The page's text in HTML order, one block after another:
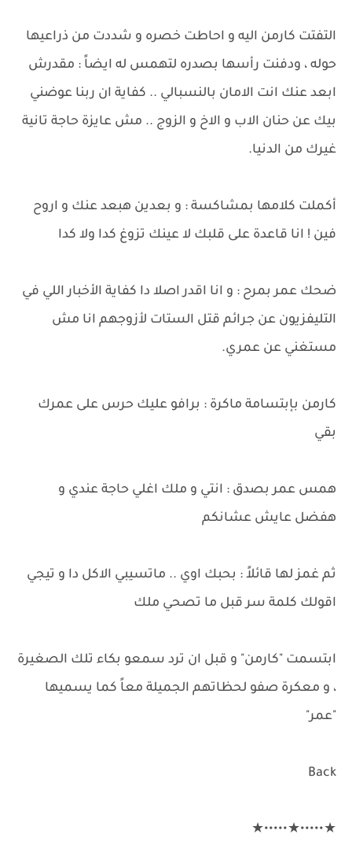
التفتت كارمن اليه و احاطت خصره و شددت من ذراعيها
حوله ، ودفنت رأسها بصدره لتهمس له ايضاً : مقدرش
ابعد عنك انت الامان بالنسبالي .. كفاية ان ربنا عوضني
بيك عن حنان الاب و الاخ و الزوج .. مش عايزة حاجة تانية
غيرك من الدنيا.
أكملت كلامها بمشاكسة : و بعدين هبعد عنك و اروح
فين ! انا قاعدة على قلبك لا عينك تزوغ كدا ولا كدا
ضحك عمر بمرح : و انا اقدر اصلا دا كفاية الأخبار اللي في
التليفزيون عن جرائم قتل الستات لأزوجهم انا مش
مستغني عن عمري.
كارمن بإبتسامة ماكرة : برافو عليك حرس على عمرك
بقي
همس عمر بصدق : انتي و ملك اغلي حاجة عندي و
هفضل عايش عشانكم
ثم غمز لها قائلاً : بحبك اوي .. ماتسيبي الاكل دا و تيجي
اقولك كلمة سر قبل ما تصحي ملك
ابتسمت "كارمن" و قبل ان ترد سمعو بكاء تلك الصغيرة
، و معكرة صفو لحظاتهم الجميلة معاً كما يسميها
"عمر"
Back
★•••••★•••••★